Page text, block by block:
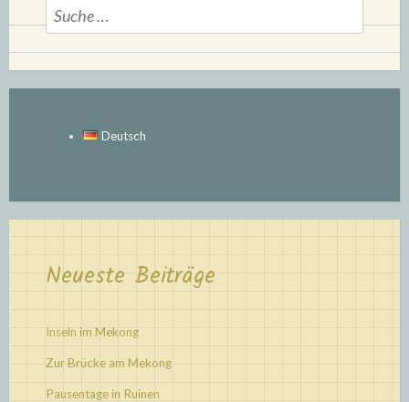
Suche
nach:
Deutsch
Neueste Beiträge
Inseln im Mekong
Zur Brücke am Mekong
Pausentage in Ruinen